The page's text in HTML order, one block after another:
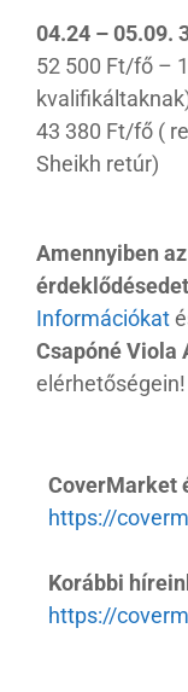
04.24 – 05.09.
52 500 Ft/fő –
43 380 Ft/fő (
Sheikh retúr)
Amennyiben
Információkat
Csapóné Viola
elérhetőségein!
CoverMarket
https://
Korábbi
https://